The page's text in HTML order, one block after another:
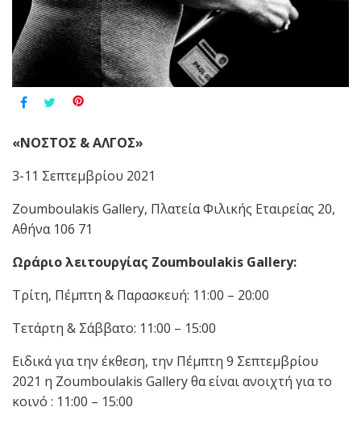
«ΝΟΣΤΟΣ & ΑΛΓΟΣ»
3-11 Σεπτεμβρίου 2021
Zoumboulakis Gallery, Πλατεία Φιλικής Εταιρείας 20,
Αθήνα 106 71
Ωράριο λειτουργίας Zoumboulakis Gallery:
Τρίτη, Πέμπτη & Παρασκευή: 11:00 – 20:00
Τετάρτη & Σάββατο: 11:00 – 15:00
Ειδικά για την έκθεση, την Πέμπτη 9 Σεπτεμβρίου
2021 η Zoumboulakis Gallery θα είναι ανοιχτή για το
κοινό : 11:00 – 15:00